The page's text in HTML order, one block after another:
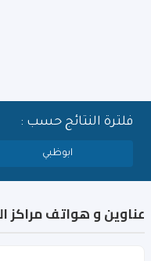
فلترة النتائج حسب :
ابوظبي
عناوين و هواتف